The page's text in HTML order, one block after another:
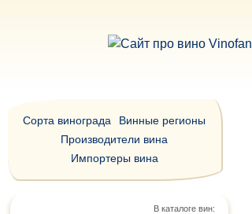
Сорта винограда
Винные регионы
Производители вина
Импортеры вина
В каталоге вин: